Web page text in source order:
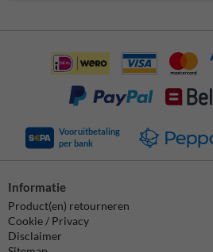
Vooruitbetaling
per bank
Informatie
Product(en) retourneren
Cookie / Privacy
Disclaimer